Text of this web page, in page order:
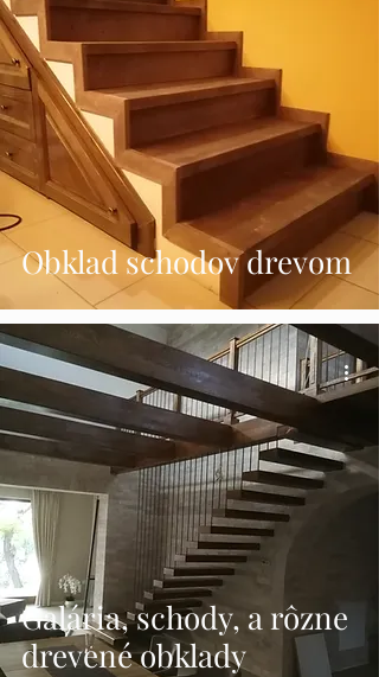
Obklad schodov drevom
Galária, schody, a rôzne
drevené obklady